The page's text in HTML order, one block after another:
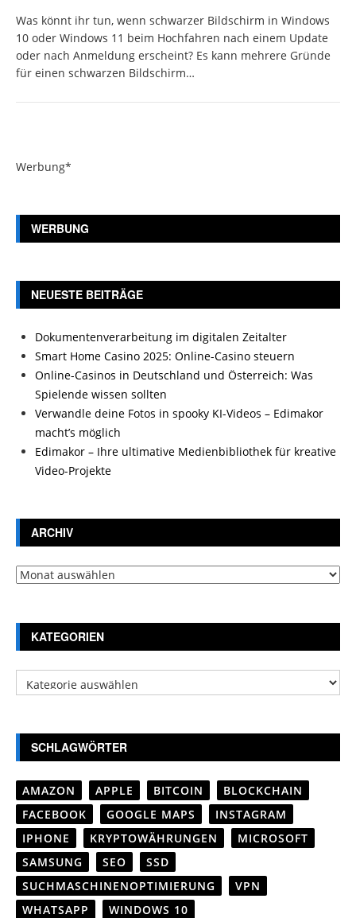
Was könnt ihr tun, wenn schwarzer Bildschirm in Windows
10 oder Windows 11 beim Hochfahren nach einem Update
oder nach Anmeldung erscheint? Es kann mehrere Gründe
für einen schwarzen Bildschirm…
Werbung*
WERBUNG
NEUESTE BEITRÄGE
Dokumentenverarbeitung im digitalen Zeitalter
Smart Home Casino 2025: Online-Casino steuern
Online-Casinos in Deutschland und Österreich: Was
Spielende wissen sollten
Verwandle deine Fotos in spooky KI-Videos – Edimakor
macht’s möglich
Edimakor – Ihre ultimative Medienbibliothek für kreative
Video-Projekte
ARCHIV
Archiv
KATEGORIEN
Kategorien
SCHLAGWÖRTER
AMAZON APPLE BITCOIN
BLOCKCHAIN
FACEBOOK
GOOGLE MAPS
INSTAGRAM
IPHONE
KRYPTOWÄHRUNGEN
MICROSOFT
SAMSUNG
SEO
SSD
SUCHMASCHINENOPTIMIERUNG
VPN
WHATSAPP
WINDOWS 10